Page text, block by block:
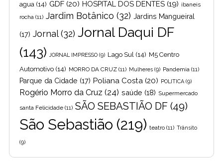
agua (14) GDF (20) HOSPITAL DOS DENTES (19) ibaneis
rocha (11) Jardim Botânico (32) Jardins Mangueiral
(17) Jornal(32) Jornal Daqui DF
(143)
JORNAL IMPRESSO (9) Lago Sul (14) M5 Centro
Automotivo (14) MORRO DA CRUZ (11) Mulheres (9) Pandemia (11)
Parque da Cidade (17) Poliana Costa (20) POLITICA (9)
Rogério Morro da Cruz (24) saúde (18) Supermercado
santa Felicidade (11) SÃO SEBASTIÃO DF (49)
São Sebastião (219) teatro (11) Trânsito
(9)